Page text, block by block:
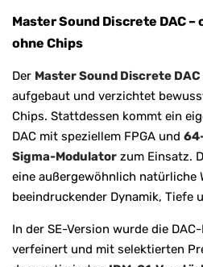
Master Sound Discrete DAC
ohne Chips
Der Master Sound Discrete DAC
aufgebaut und verzichtet
Chips. Stattdessen kommt ein
DAC mit speziellem FPGA und
Sigma-Modulator zum Einsatz.
eine außergewöhnlich natürliche
beeindruckender Dynamik, Tiefe
In der SE-Version wurde die
verfeinert und mit selektierten